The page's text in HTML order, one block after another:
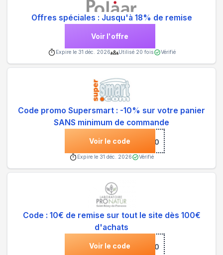
Offres spéciales : Jusqu'à 18% de remise
Voir l'offre
Expire le 31 déc. 2026 Utilisé 20 fois Vérifié
Code promo Supersmart : -10% sur votre panier
SANS minimum de commande
Voir le code***COM10
Expire le 31 déc. 2026 Vérifié
Code : 10€ de remise sur tout le site dès 100€
d'achats
Voir le code ***10